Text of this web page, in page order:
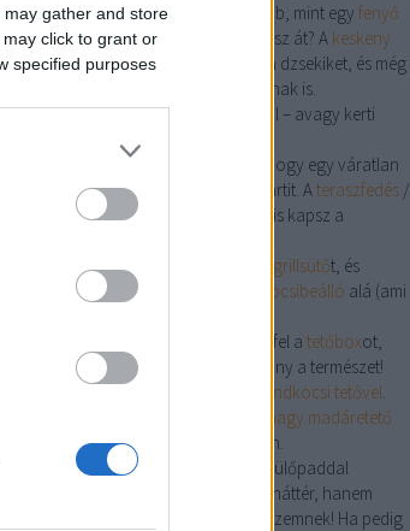
gather and store
click to grant or
specified purposes
A zoknirengeteg ellen nincs jobb, mint egy fenyő
komód. Kabát-Armageddont élsz át? A keskeny
akasztós szekrény
befogadja a dzsekiket, és még
marad hely a titkos nasi-raktárnak is.
Terasz, kocsibeálló, rönk asztal – avagy kerti
Először is építs menő
­t, hogy egy váratlan
zápor se szakítsa félbe a grillpartit. Ateraszfedés /
terasztetőkombóval árnyékot is kapsz a
Ha már kint vagy, gurítsd elő a grillsütőt, és
parkold le a verdát a stílusos
kocsibeálló alá (ami
Ha hétvégén kiruccansz, kapd fel a tetőboxot,
dobj bele minden cuccot, és irány a természet!
Piknik-futárnak pedig ott a
strandkocsi tetővel.
nagy madáretető
igazi „csirke-Michelin” a kertben.
Dobj fel mindent faldekorral és ülőpaddal
nem csak Insta-háttér, hanem
önbizalom­növelő vitamin is a szemnek! Ha pedig